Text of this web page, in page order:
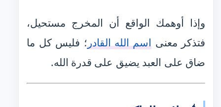
وإذا أوهمك الواقع أن المخرج مستحيل،
فتذكر معنى اسم الله القادر؛ فليس كل ما
ضاق على العبد يضيق على قدرة الله.